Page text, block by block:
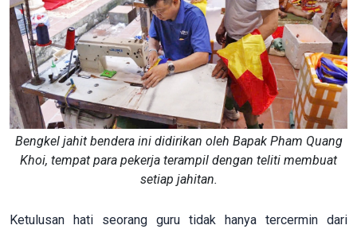
Bengkel jahit bendera ini didirikan oleh Bapak Pham Quang
Khoi, tempat para pekerja terampil dengan teliti membuat
setiap jahitan.
Ketulusan hati seorang guru tidak hanya tercermin dari